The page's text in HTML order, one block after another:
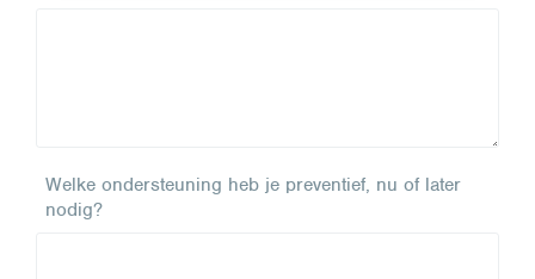
Welke ondersteuning heb je preventief, nu of later
nodig?